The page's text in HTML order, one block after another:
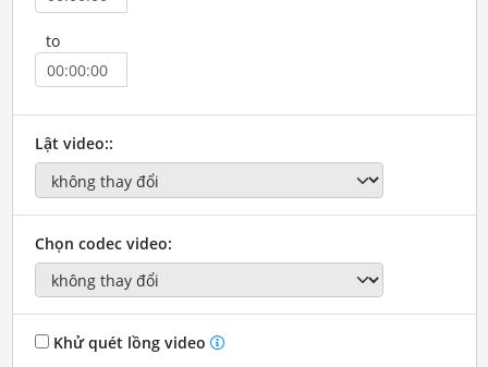
to
Lật video::
Chọn codec video:
Khử quét lồng video